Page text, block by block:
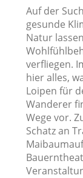
Auf der
gesunde
Natur
verfliegen.
hier alles,
Loipen für
Wanderer
Wege vor.
Schatz an